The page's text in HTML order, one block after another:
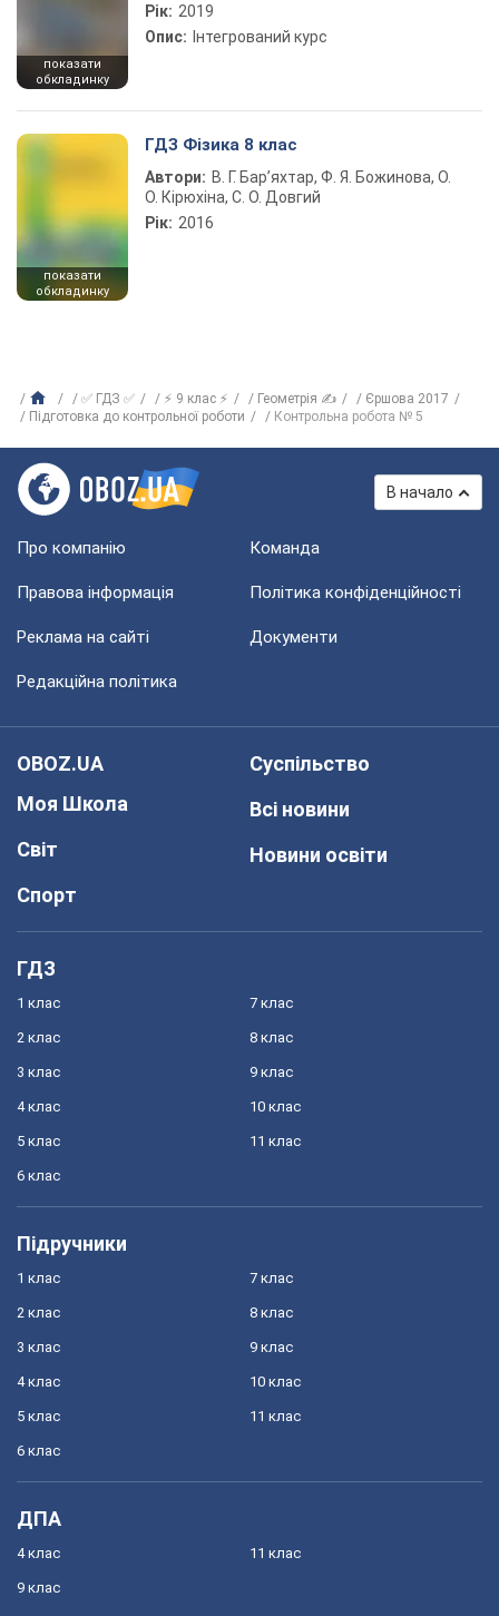
показати
обкладинку
Рік: 2019
Опис: Інтегрований курс
показати
обкладинку
ГДЗ Фізика 8 клас
Автори: В. Г. Бар’яхтар, Ф. Я. Божинова, О.
О. Кірюхіна, С. О. Довгий
Рік: 2016
✅ ГДЗ ✅ ⚡ 9 клас ⚡ Геометрія ✍
Єршова 2017
Підготовка до контрольної роботи
Контрольна робота № 5
В начало
Про компанію Команда
Правова інформація Політика конфіденційності
Реклама на сайті Документи
Редакційна політика
OBOZ.UA
Моя Школа
Світ
Спорт
Суспільство
Всі новини
Новини освіти
ГДЗ
1 клас
2 клас
3 клас
4 клас
5 клас
6 клас
7 клас
8 клас
9 клас
10 клас
11 клас
Підручники
1 клас
2 клас
3 клас
4 клас
5 клас
6 клас
7 клас
8 клас
9 клас
10 клас
11 клас
ДПА
4 клас
9 клас
11 клас